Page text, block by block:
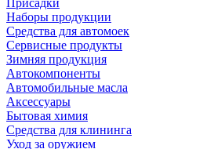
Присадки
Наборы продукции
Средства для автомоек
Сервисные продукты
Зимняя продукция
Автокомпоненты
Автомобильные масла
Аксессуары
Бытовая химия
Средства для клининга
Уход за оружием